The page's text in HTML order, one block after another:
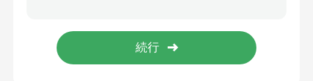
アルミニウム車の駐車小屋